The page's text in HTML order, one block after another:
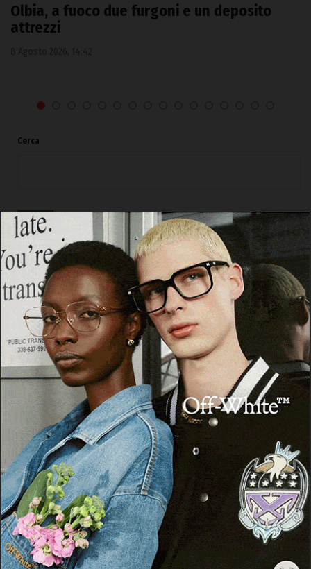
Olbia, a fuoco due furgoni e un deposito
attrezzi
Cerca
Cerca
Facebook
Threads
Instagram
X YouTube